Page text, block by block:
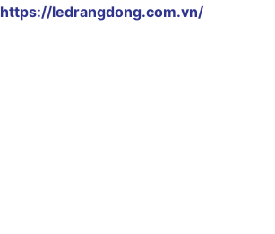
https://ledrangdong.com.vn/